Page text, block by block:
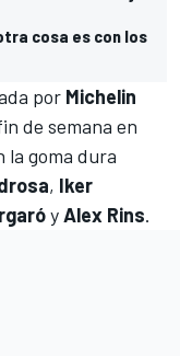
cosa es con los
por Michelin
de semana en
la goma dura
, Iker
yAlex Rins.